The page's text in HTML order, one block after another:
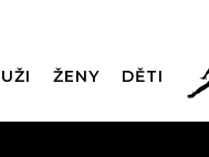
ŽENY DĚTI